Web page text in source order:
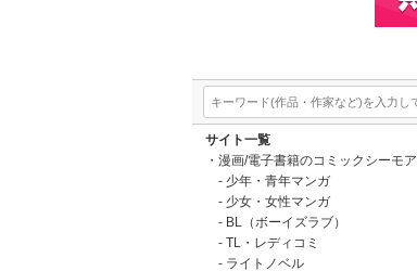
サイト一覧
漫画/電子書籍のコミックシーモア
少年・青年マンガ
少女・女性マンガ
BL（ボーイズラブ）
TL・レディコミ
ライトノベル